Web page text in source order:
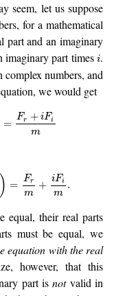
seem, let us suppose
for a mathematical
part and an imaginary
imaginary part times i.
complex numbers, and
we would get
=
Fr + iFi
m
) =
Fr
m
+
iFi
m
.
equal, their real parts
must be equal, we
equation with the real
however, that this
part isnotvalid in